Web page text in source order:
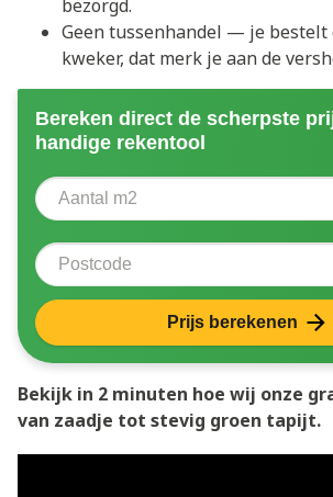
bezorgd.
Geen tussenhandel — je bestelt
kweker, dat merk je aan de
Bereken direct de scherpste
handige rekentool
Aantal vierkante meter
Postcode
Prijs berekenen
Bekijk in 2 minuten hoe wij onze
van zaadje tot stevig groen tapijt.